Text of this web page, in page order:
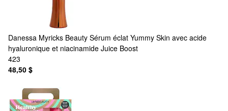
Danessa Myricks Beauty Sérum éclat Yummy Skin avec acide
hyaluronique et niacinamide Juice Boost
423
48,50 $